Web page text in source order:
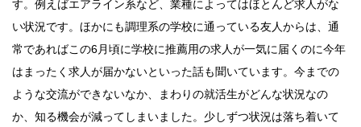
す。例えばエアライン系など、業種によってはほとんど求人がな
い状況です。ほかにも調理系の学校に通っている友人からは、通
常であればこの6月頃に学校に推薦用の求人が一気に届くのに今年
はまったく求人が届かないといった話も聞いています。今までの
ような交流ができないなか、まわりの就活生がどんな状況なの
か、知る機会が減ってしまいました。少しずつ状況は落ち着いて